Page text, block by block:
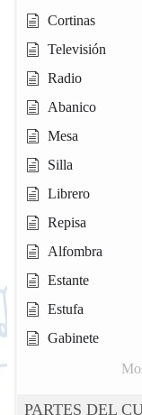
Cortinas
Televisión
Radio
Abanico
Mesa
Silla
Librero
Repisa
Alfombra
Estante
Estufa
Gabinete
PARTES DEL